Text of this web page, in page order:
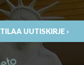
TILAA UUTISKIRJE ›